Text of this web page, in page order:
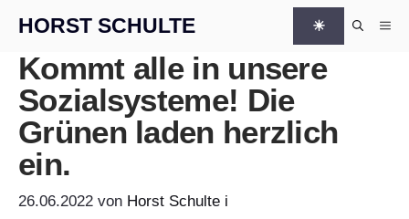
HORST SCHULTE ☀
Kommt alle in unsere
Sozialsysteme! Die
Grünen laden herzlich
ein.
26.06.2022 von Horst Schulte i